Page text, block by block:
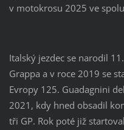
v motokrosu 2025 ve
Italský jezdec se narodil
Grappa a v roce 2019 se
Evropy 125. Guadagnini
2021, kdy hned obsadil
tři GP. Rok poté již